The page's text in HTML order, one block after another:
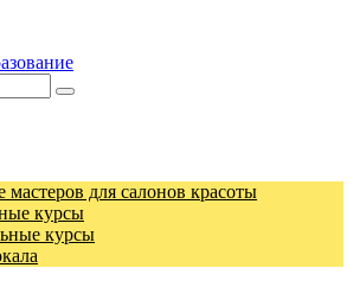
мастеров для салонов красоты
курсы
курсы